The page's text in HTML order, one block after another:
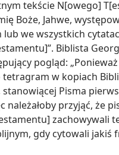
tekście N[owego]
Boże, Jahwe,
we wszystkich
Biblista
pogląd:
tetragram w kopiach
stanowiącej Pisma
należałoby przyjąć, że
zachowywali
gdy cytowali jakiś